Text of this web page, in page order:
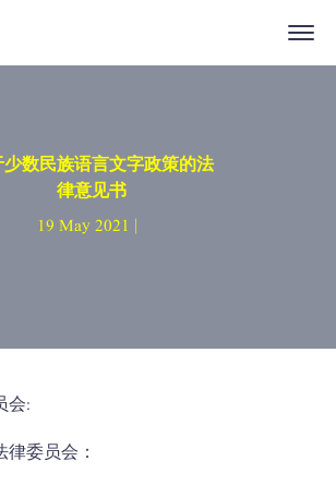
数民族语言文字政策的法
律意见书
19 May 2021 |
会:
委员会：